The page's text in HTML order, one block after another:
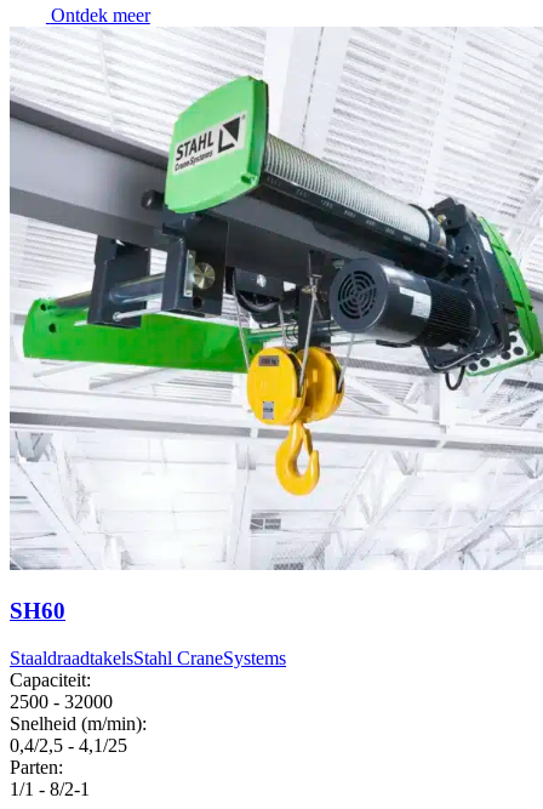
Ontdek meer
SH60
StaaldraadtakelsStahl CraneSystems
Capaciteit:
2500 - 32000
Snelheid (m/min):
0,4/2,5 - 4,1/25
Parten:
1/1 - 8/2-1